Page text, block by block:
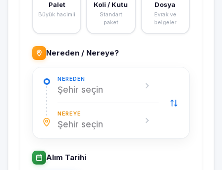
Palet
Büyük hacimli
Koli / Kutu
Standart
paket
Dosya
Evrak ve
belgeler
Nereden / Nereye?
NEREDEN
Şehir seçin
NEREYE
Şehir seçin
Alım Tarihi